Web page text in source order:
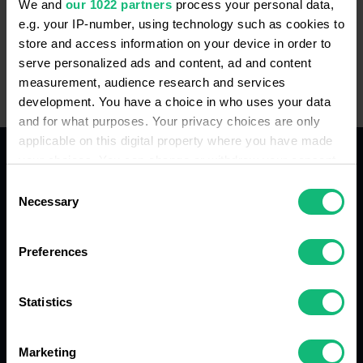
We and our 1022 partners process your personal data,
e.g. your IP-number, using technology such as cookies to
store and access information on your device in order to
serve personalized ads and content, ad and content
measurement, audience research and services
development. You have a choice in who uses your data
and for what purposes. Your privacy choices are only
applicable on this digital property where you have made
the Privacy trigger icon.
Collect information about your geographical
meters
Identify your device by actively scanning it for
Selection
Necessary
Preferences
Statistics
Marketing
технології для бізнес-комунікацій, аналітики та
автоматизації процесів. Але в один момент стало
очевидно: більшість…
ПРОДУКТ
Віртуальна АТС
Ringostat Супервайзер